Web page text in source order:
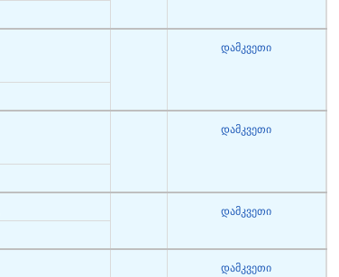
დამკვეთი
დამკვეთი
დამკვეთი
დამკვეთი